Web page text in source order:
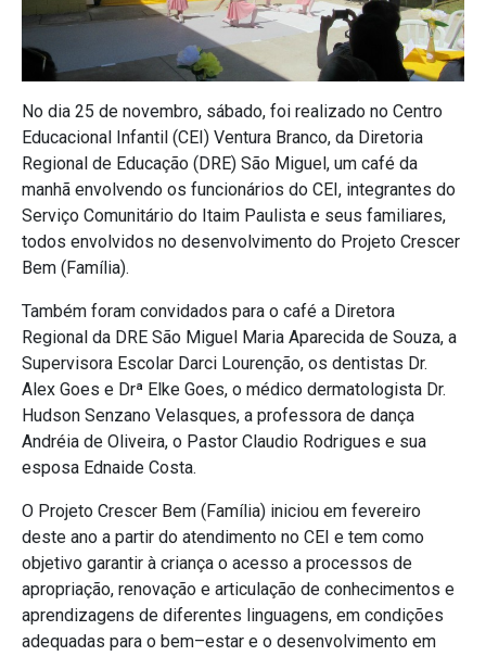
No dia 25 de novembro, sábado, foi realizado no Centro
Educacional Infantil (CEI) Ventura Branco, da Diretoria
Regional de Educação (DRE) São Miguel, um café da
manhã envolvendo os funcionários do CEI, integrantes do
Serviço Comunitário do Itaim Paulista e seus familiares,
todos envolvidos no desenvolvimento do Projeto Crescer
Bem (Família).
Também foram convidados para o café a Diretora
Regional da DRE São Miguel Maria Aparecida de Souza, a
Supervisora Escolar Darci Lourenção, os dentistas Dr.
Alex Goes e Drª Elke Goes, o médico dermatologista Dr.
Hudson Senzano Velasques, a professora de dança
Andréia de Oliveira, o Pastor Claudio Rodrigues e sua
esposa Ednaide Costa.
O Projeto Crescer Bem (Família) iniciou em fevereiro
deste ano a partir do atendimento no CEI e tem como
objetivo garantir à criança o acesso a processos de
apropriação, renovação e articulação de conhecimentos e
aprendizagens de diferentes linguagens, em condições
adequadas para o bem–estar e o desenvolvimento em